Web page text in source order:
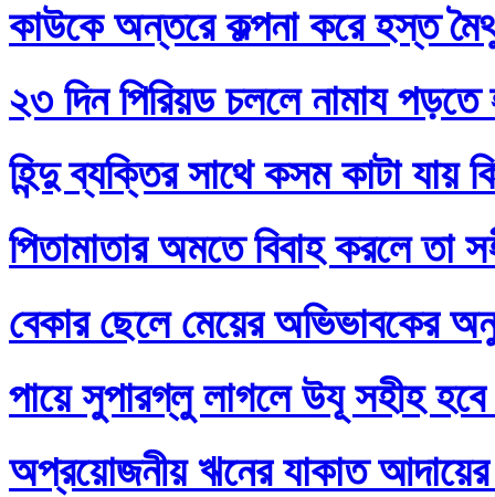
কাউকে অন্তরে কল্পনা করে হস্ত
২৩ দিন পিরিয়ড চললে নামায পড়তে
হিন্দু ব্যক্তির সাথে কসম কাটা যায়
পিতামাতার অমতে বিবাহ করলে তা
বেকার ছেলে মেয়ের অভিভাবকের
পায়ে সুপারগ্লু লাগলে উযূ সহীহ
অপ্রয়োজনীয় ঋনের যাকাত